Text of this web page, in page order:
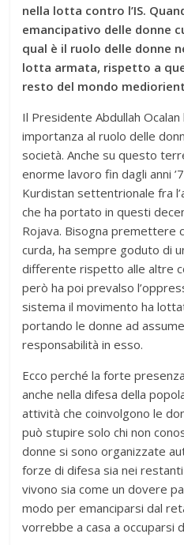
nella lotta contro l’IS.
emancipativo delle donne
qual è il ruolo delle donne
lotta armata, rispetto a
resto del mondo
Il Presidente Abdullah
importanza al ruolo delle
società. Anche su questo
enorme lavoro fin dagli anni
Kurdistan settentrionale fra
che ha portato in questi
Rojava. Bisogna premettere
curda, ha sempre goduto di
differente rispetto alle altre
però ha poi prevalso
sistema il movimento ha
portando le donne ad
responsabilità in esso.
Ecco perché la forte
anche nella difesa della
attività che coinvolgono le
può stupire solo chi non
donne si sono organizzate
forze di difesa sia nei
vivono sia come un dovere
modo per emanciparsi dal
vorrebbe a casa a occuparsi